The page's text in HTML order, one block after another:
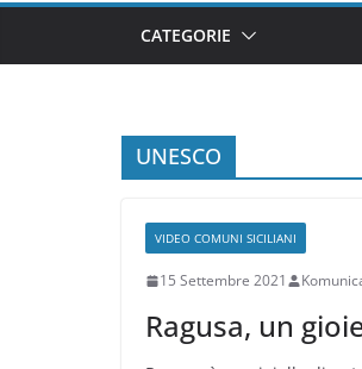
CATEGORIE
UNESCO
VIDEO COMUNI SICILIANI
15 Settembre 2021
Ragusa, un